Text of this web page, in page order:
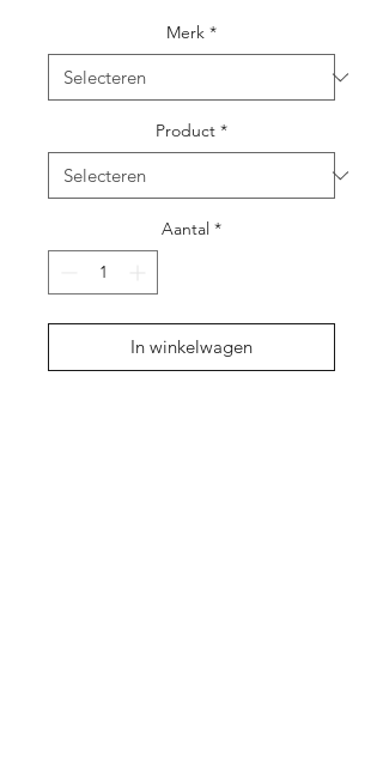
Merk *
Product *
Aantal *
In winkelwagen